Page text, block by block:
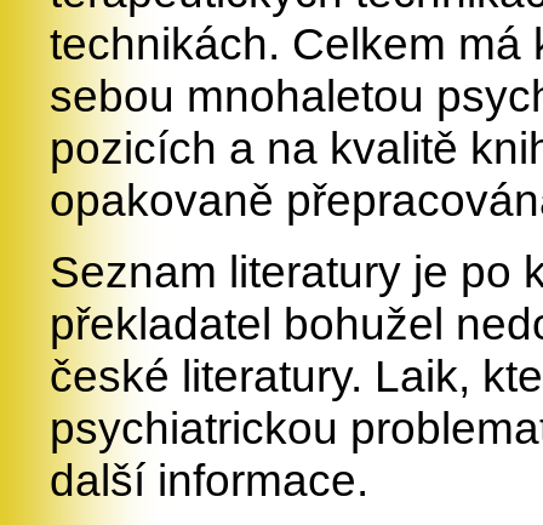
technikách. Celkem má
sebou mnohaletou
pozicích a na kvalitě
opakovaně
Seznam literatury je po
překladatel bohužel
české literatury. Laik,
psychiatrickou
další informace.